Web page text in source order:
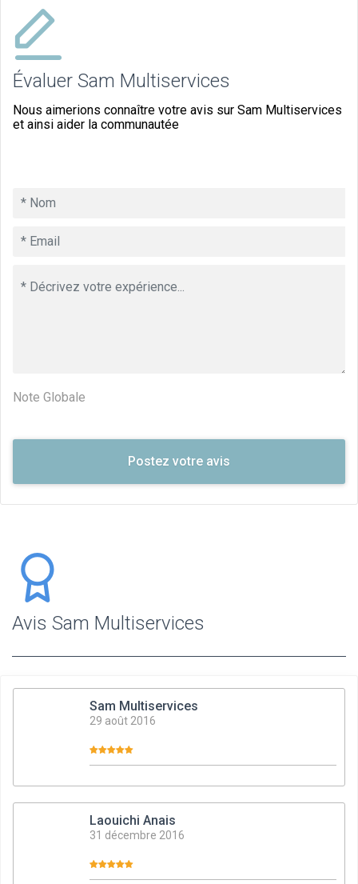
Évaluer Sam Multiservices
Nous aimerions connaître votre avis sur Sam Multiservices
et ainsi aider la communautée
Note Globale
Avis Sam Multiservices
Sam Multiservices
29 août 2016
Laouichi Anais
31 décembre 2016